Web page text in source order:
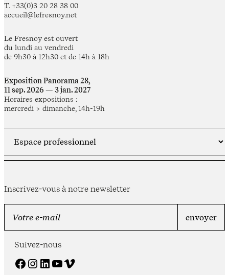
T. +33(0)3 20 28 38 00
accueil@lefresnoy.net
Le Fresnoy est ouvert
du lundi au vendredi
de 9h30 à 12h30 et de 14h à 18h
Exposition Panorama 28,
11 sep. 2026 — 3 jan. 2027
Horaires expositions :
mercredi > dimanche, 14h-19h
Inscrivez-vous à notre newsletter
Suivez-nous
Facebook Instagram LinkedIn YouTube Vimeo